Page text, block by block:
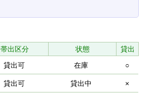
帯出区分 状態
貸出
貸出可 在庫 ○
貸出可 貸出中 ×